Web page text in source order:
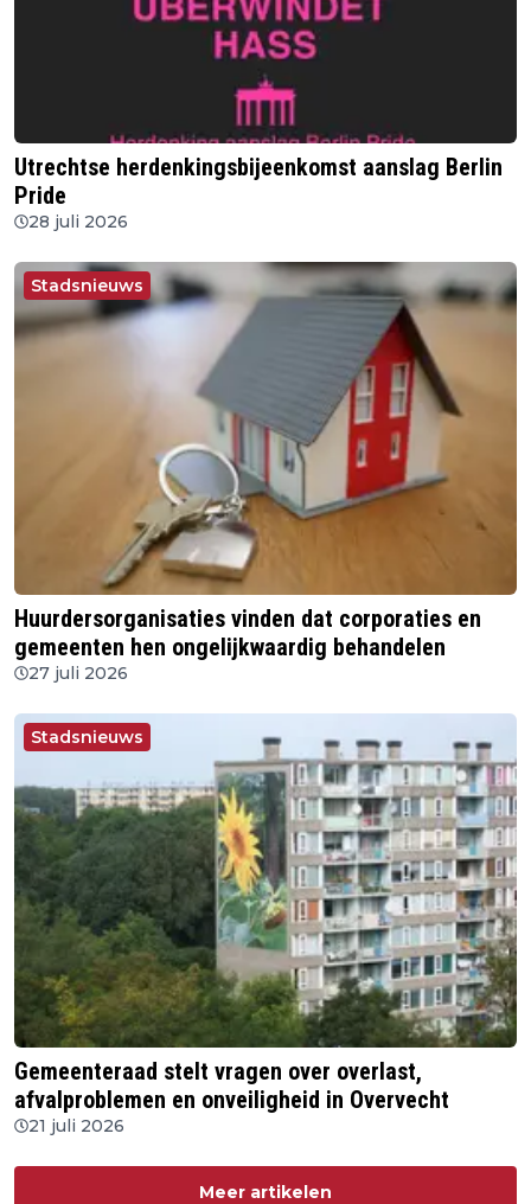
Utrechtse herdenkingsbijeenkomst aanslag Berlin
Pride
28 juli 2026
Stadsnieuws
Huurdersorganisaties vinden dat corporaties en
gemeenten hen ongelijkwaardig behandelen
27 juli 2026
Stadsnieuws
Gemeenteraad stelt vragen over overlast,
afvalproblemen en onveiligheid in Overvecht
21 juli 2026
Meer artikelen